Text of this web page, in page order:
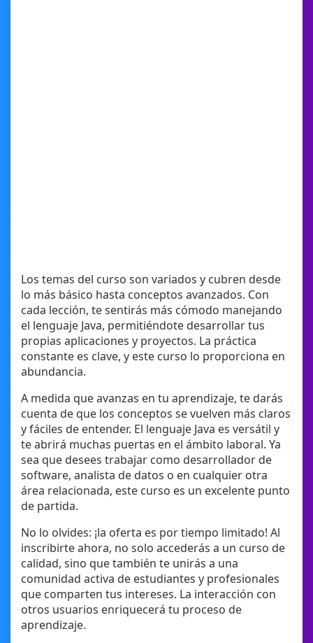
Los temas del curso son variados y cubren desde
lo más básico hasta conceptos avanzados. Con
cada lección, te sentirás más cómodo manejando
el lenguaje Java, permitiéndote desarrollar tus
propias aplicaciones y proyectos. La práctica
constante es clave, y este curso lo proporciona en
abundancia.
A medida que avanzas en tu aprendizaje, te darás
cuenta de que los conceptos se vuelven más claros
y fáciles de entender. El lenguaje Java es versátil y
te abrirá muchas puertas en el ámbito laboral. Ya
sea que desees trabajar como desarrollador de
software, analista de datos o en cualquier otra
área relacionada, este curso es un excelente punto
de partida.
No lo olvides: ¡la oferta es por tiempo limitado! Al
inscribirte ahora, no solo accederás a un curso de
calidad, sino que también te unirás a una
comunidad activa de estudiantes y profesionales
que comparten tus intereses. La interacción con
otros usuarios enriquecerá tu proceso de
aprendizaje.